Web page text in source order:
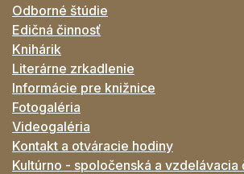
Odborné štúdie
Edičná činnosť
Knihárik
Literárne zrkadlenie
Informácie pre knižnice
Fotogaléria
Videogaléria
Kontakt a otváracie hodiny
Kultúrno - spoločenská a vzdelávacia